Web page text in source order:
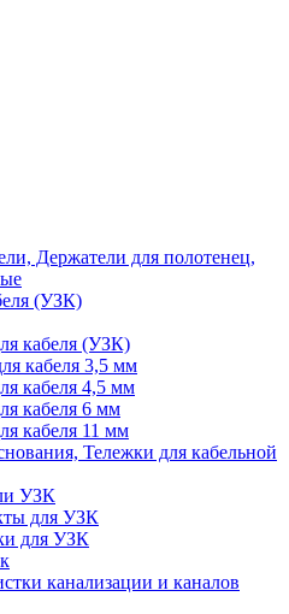
Держатели для полотенец,
(УЗК)
кабеля (УЗК)
кабеля 3,5 мм
кабеля 4,5 мм
кабеля 6 мм
кабеля 11 мм
Тележки для кабельной
УЗК
для УЗК
для УЗК
канализации и каналов